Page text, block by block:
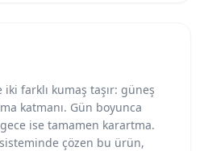
iki farklı kumaş taşır: güneş
katmanı. Gün boyunca
ise tamamen karartma.
çözen bu ürün,